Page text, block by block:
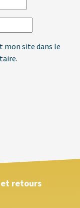
mon site dans le
retours